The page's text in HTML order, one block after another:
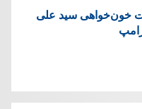
خون‌خواهی سید علی